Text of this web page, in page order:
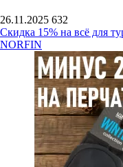
26.11.2025 632
Скидка 15% на всё для
NORFIN